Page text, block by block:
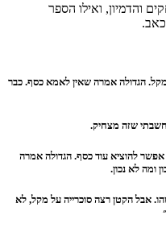
והדמיון, ואילו הספר
הגדולה אמרה שאין לאמא כסף. כבר
חשבתי שזה מצחיק.
להוציא עוד כסף. הגדולה אמרה
ומה לא נכון.
אבל הקטן רצה סוכרייה על מקל, לא